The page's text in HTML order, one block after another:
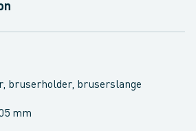
bruserholder, bruserslange
mm